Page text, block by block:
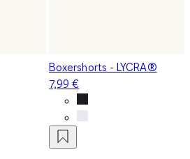
Boxershorts - LYCRA®
7,99 €